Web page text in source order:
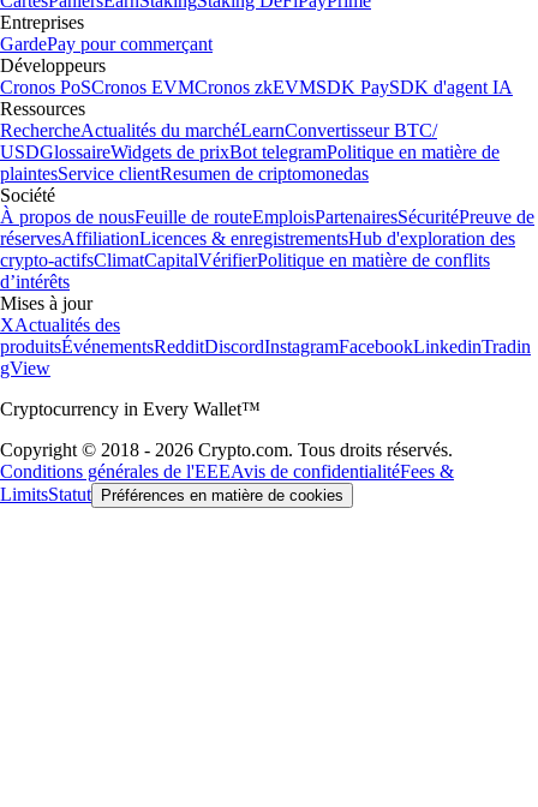
Entreprises
GardePay pour commerçant
Développeurs
Cronos PoSCronos EVMCronos zkEVMSDK PaySDK d'agent IA
Ressources
RechercheActualités du marchéLearnConvertisseur BTC/
USDGlossaireWidgets de prixBot telegramPolitique en matière de
plaintesService clientResumen de criptomonedas
Société
À propos de nousFeuille de routeEmploisPartenairesSécuritéPreuve de
réservesAffiliationLicences & enregistrementsHub d'exploration des
crypto-actifsClimatCapitalVérifierPolitique en matière de conflits
d’intérêts
Mises à jour
XActualités des
produitsÉvénementsRedditDiscordInstagramFacebookLinkedinTradin
gView
Cryptocurrency in Every Wallet™
Copyright © 2018 - 2026 Crypto.com. Tous droits réservés.
Conditions générales de l'EEEAvis de confidentialitéFees &
LimitsStatut Préférences en matière de cookies